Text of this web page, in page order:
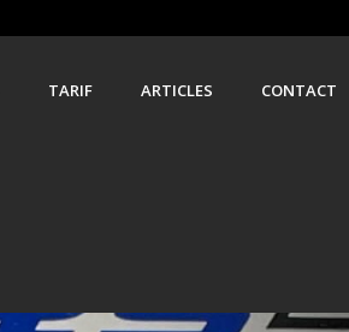
TARIF ARTICLES CONTACT